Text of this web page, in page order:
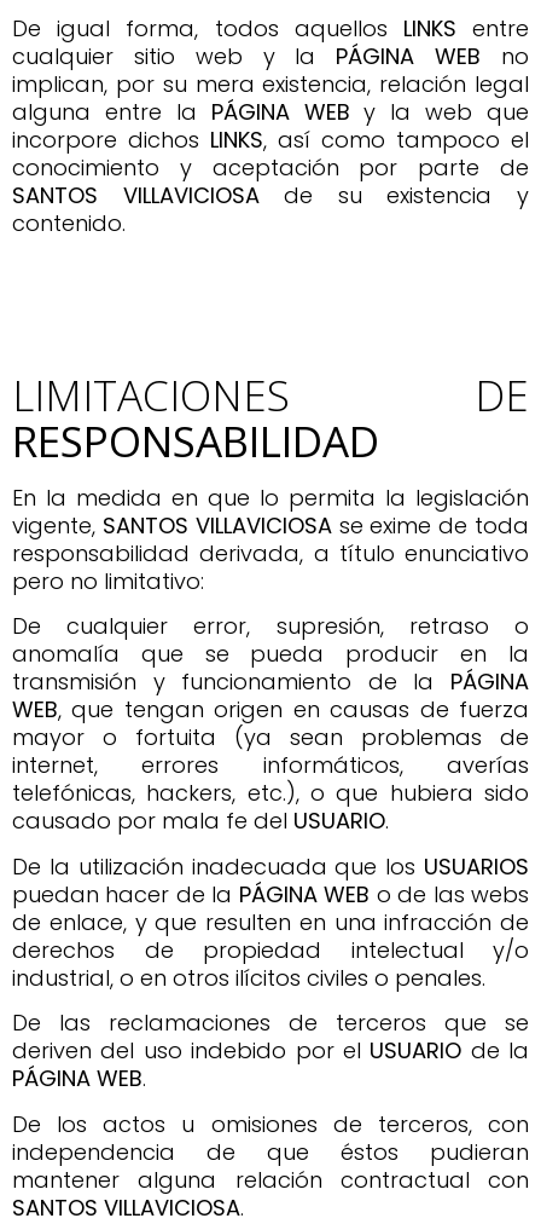
De igual forma, todos aquellos LINKS entre
cualquier sitio web y la PÁGINA WEB no
implican, por su mera existencia, relación legal
alguna entre la PÁGINA WEB y la web que
incorpore dichos LINKS, así como tampoco el
conocimiento y aceptación por parte de
SANTOS VILLAVICIOSAde su existencia y
contenido.
LIMITACIONES DE
RESPONSABILIDAD
En la medida en que lo permita la legislación
vigente, SANTOS VILLAVICIOSAse exime de toda
responsabilidad derivada, a título enunciativo
pero no limitativo:
De cualquier error, supresión, retraso o
anomalía que se pueda producir en la
transmisión y funcionamiento de la PÁGINA
WEB, que tengan origen en causas de fuerza
mayor o fortuita (ya sean problemas de
internet, errores informáticos, averías
telefónicas, hackers, etc.), o que hubiera sido
causado por mala fe del USUARIO.
De la utilización inadecuada que los USUARIOS
puedan hacer de la PÁGINA WEB o de las webs
de enlace, y que resulten en una infracción de
derechos de propiedad intelectual y/o
industrial, o en otros ilícitos civiles o penales.
De las reclamaciones de terceros que se
deriven del uso indebido por el USUARIO de la
PÁGINA WEB.
De los actos u omisiones de terceros, con
independencia de que éstos pudieran
mantener alguna relación contractual con
SANTOS VILLAVICIOSA.